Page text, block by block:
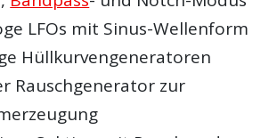
LFOs mit Sinus-Wellenform
Hüllkurvengeneratoren
Rauschgenerator zur